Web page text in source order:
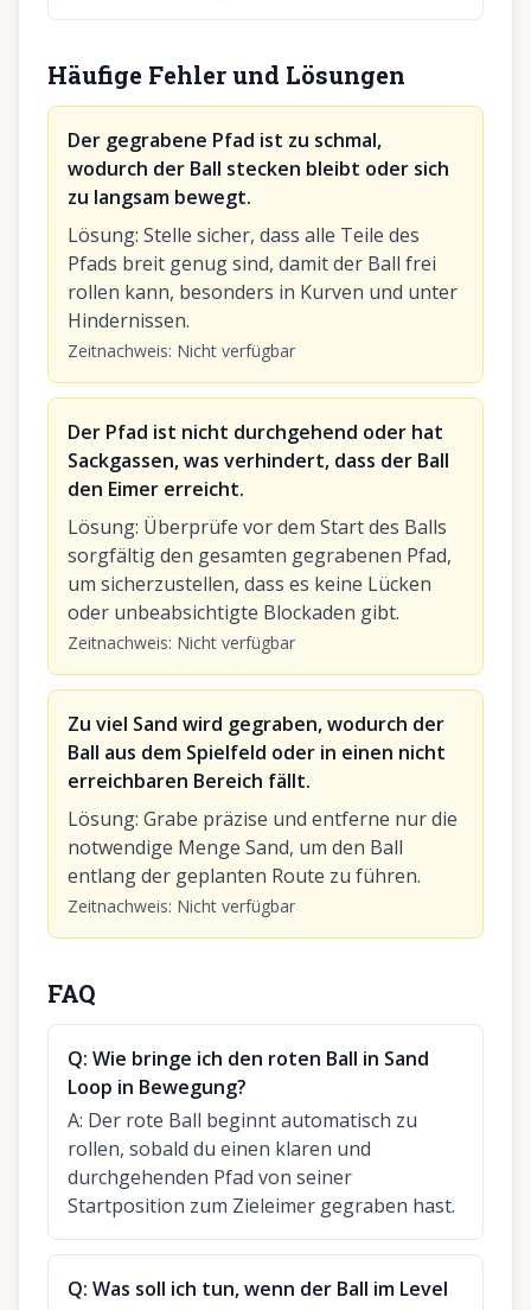
Häufige Fehler und Lösungen
Der gegrabene Pfad ist zu schmal,
wodurch der Ball stecken bleibt oder sich
zu langsam bewegt.
Lösung: Stelle sicher, dass alle Teile des
Pfads breit genug sind, damit der Ball frei
rollen kann, besonders in Kurven und unter
Hindernissen.
Zeitnachweis: Nicht verfügbar
Der Pfad ist nicht durchgehend oder hat
Sackgassen, was verhindert, dass der Ball
den Eimer erreicht.
Lösung: Überprüfe vor dem Start des Balls
sorgfältig den gesamten gegrabenen Pfad,
um sicherzustellen, dass es keine Lücken
oder unbeabsichtigte Blockaden gibt.
Zeitnachweis: Nicht verfügbar
Zu viel Sand wird gegraben, wodurch der
Ball aus dem Spielfeld oder in einen nicht
erreichbaren Bereich fällt.
Lösung: Grabe präzise und entferne nur die
notwendige Menge Sand, um den Ball
entlang der geplanten Route zu führen.
Zeitnachweis: Nicht verfügbar
FAQ
Q: Wie bringe ich den roten Ball in Sand
Loop in Bewegung?
A: Der rote Ball beginnt automatisch zu
rollen, sobald du einen klaren und
durchgehenden Pfad von seiner
Startposition zum Zieleimer gegraben hast.
Q: Was soll ich tun, wenn der Ball im Level